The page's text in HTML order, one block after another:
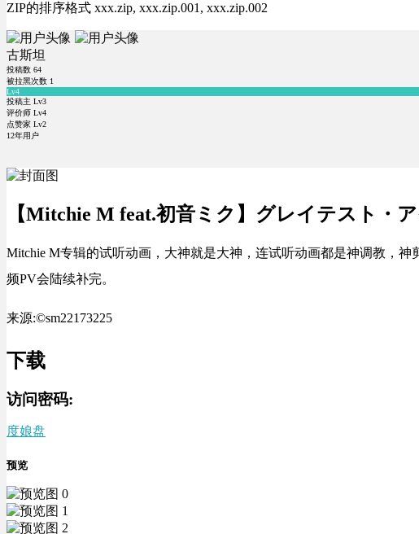
ZIP的排序格式 xxx.zip, xxx.zip.001, xxx.zip.002
古斯坦
投稿数 64
被拉黑次数 1
Lv4
投稿主 Lv3
评价师 Lv4
点赞家 Lv2
12年用户
【Mitchie M feat.初音ミク】グレイテスト・
Mitchie M专辑的试听动画，大神就是大神，连试听动画都是神调教，神
频PV会陆续补完。
来源:©sm22173225
下载
访问密码:
度娘盘
预览